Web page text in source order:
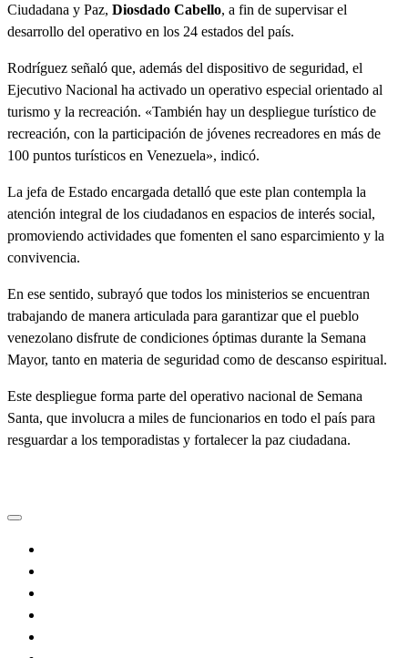
Ciudadana y Paz, Diosdado Cabello, a fin de supervisar el
desarrollo del operativo en los 24 estados del país.
Rodríguez señaló que, además del dispositivo de seguridad, el
Ejecutivo Nacional ha activado un operativo especial orientado al
turismo y la recreación. «También hay un despliegue turístico de
recreación, con la participación de jóvenes recreadores en más de
100 puntos turísticos en Venezuela», indicó.
La jefa de Estado encargada detalló que este plan contempla la
atención integral de los ciudadanos en espacios de interés social,
promoviendo actividades que fomenten el sano esparcimiento y la
convivencia.
En ese sentido, subrayó que todos los ministerios se encuentran
trabajando de manera articulada para garantizar que el pueblo
venezolano disfrute de condiciones óptimas durante la Semana
Mayor, tanto en materia de seguridad como de descanso espiritual.
Este despliegue forma parte del operativo nacional de Semana
Santa, que involucra a miles de funcionarios en todo el país para
resguardar a los temporadistas y fortalecer la paz ciudadana.